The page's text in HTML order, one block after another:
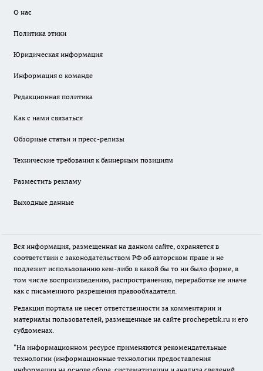
О нас
Политика этики
Юридическая информация
Информация о команде
Редакционная политика
Как с нами связаться
Обзорные статьи и пресс-релизы
Технические требования к баннерным позициям
Разместить рекламу
Выходные данные
Вся информация, размещенная на данном сайте, охраняется в
соответствии с законодательством РФ об авторском праве и не
подлежит использованию кем-либо в какой бы то ни было форме, в
том числе воспроизведению, распространению, переработке не иначе
как с письменного разрешения правообладателя.
Редакция портала не несет ответственности за комментарии и
материалы пользователей, размещенные на сайте prochepetsk.ru и его
субдоменах.
"На информационном ресурсе применяются рекомендательные
технологии (информационные технологии предоставления